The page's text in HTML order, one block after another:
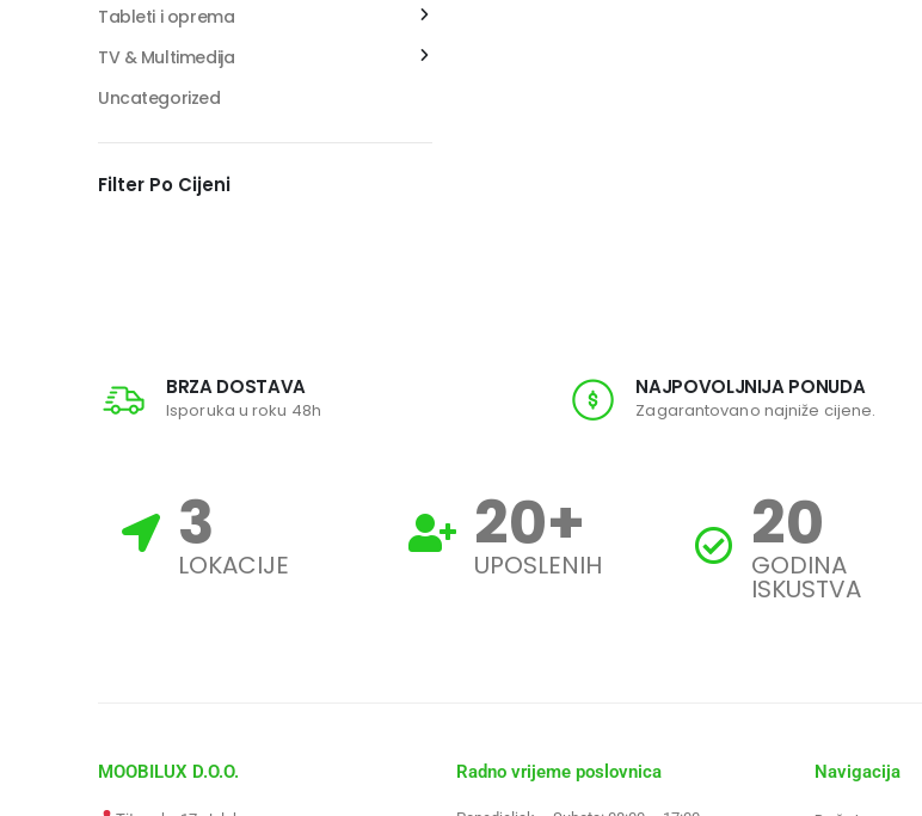
Tableti i oprema
TV & Multimedija
Uncategorized
Filter Po Cijeni
BRZA DOSTAVA
Isporuka u roku 48h
NAJPOVOLJNIJA PONUDA
Zagarantovano najniže cijene.
3
LOKACIJE 20+
UPOSLENIH 20
GODINA
ISKUSTVA
MOOBILUX D.O.O. Radno vrijeme poslovnica Navigacija